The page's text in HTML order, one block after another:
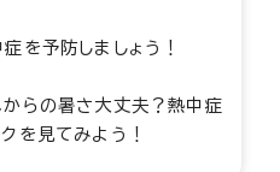
を予防しましょう！
からの暑さ大丈夫？熱中症
クを見てみよう！